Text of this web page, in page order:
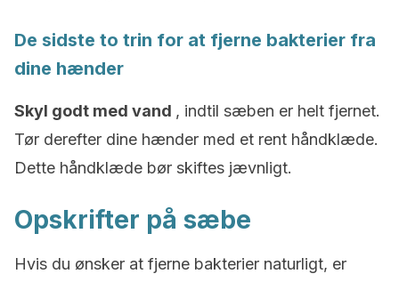
De sidste to trin for at fjerne bakterier fra
dine hænder
Skyl godt med vand , indtil sæben er helt fjernet.
Tør derefter dine hænder med et rent håndklæde.
Dette håndklæde bør skiftes jævnligt.
Opskrifter på sæbe
Hvis du ønsker at fjerne bakterier naturligt, er